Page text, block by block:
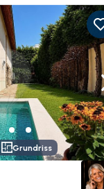
Grundriss